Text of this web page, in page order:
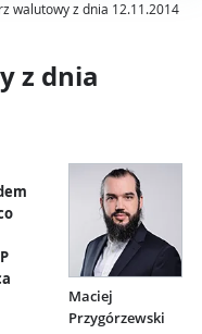
walutowy z dnia 12.11.2014
z dnia
Maciej
Przygórzewski